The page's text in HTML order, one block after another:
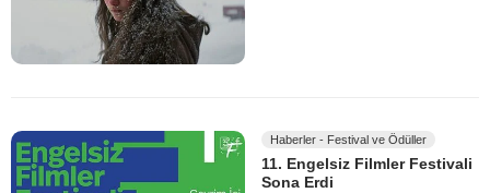
Haberler - Festival ve Ödüller
11. Engelsiz Filmler Festivali
Sona Erdi